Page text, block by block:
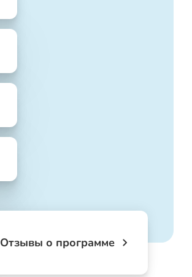
Отзывы о программе